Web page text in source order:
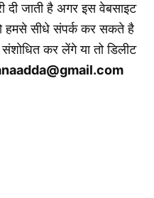
दी जाती है अगर इस वेबसाइट
हमसे सीधे संपर्क कर सकते है
कर लेंगे या तो डिलीट